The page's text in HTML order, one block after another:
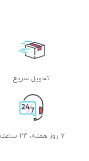
تحویل سریع
۷ روز هفته، ۲۴ ساعته